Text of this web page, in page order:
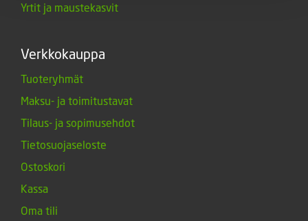
Yrtit ja maustekasvit
Verkkokauppa
Tuoteryhmät
Maksu- ja toimitustavat
Tilaus- ja sopimusehdot
Tietosuojaseloste
Ostoskori
Kassa
Oma tili